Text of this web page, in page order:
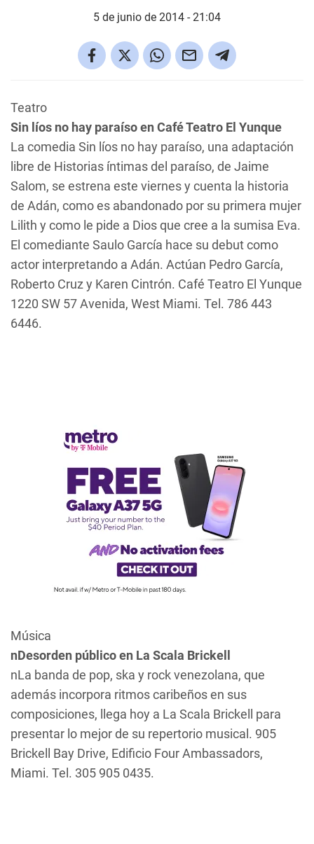
5 de junio de 2014 - 21:04
Teatro
Sin líos no hay paraísoen Café Teatro El Yunque
La comedia Sin líos no hay paraíso, una adaptación
libre de Historias íntimas del paraíso, de Jaime
Salom, se estrena este viernes y cuenta la historia
de Adán, como es abandonado por su primera mujer
Lilith y como le pide a Dios que cree a la sumisa Eva.
El comediante Saulo García hace su debut como
actor interpretando a Adán. Actúan Pedro García,
Roberto Cruz y Karen Cintrón. Café Teatro El Yunque
1220 SW 57 Avenida, West Miami. Tel. 786 443
6446.
Música
nDesorden público en La Scala Brickell
nLa banda de pop, ska y rock venezolana, que
además incorpora ritmos caribeños en sus
composiciones, llega hoy a La Scala Brickell para
presentar lo mejor de su repertorio musical. 905
Brickell Bay Drive, Edificio Four Ambassadors,
Miami. Tel. 305 905 0435.